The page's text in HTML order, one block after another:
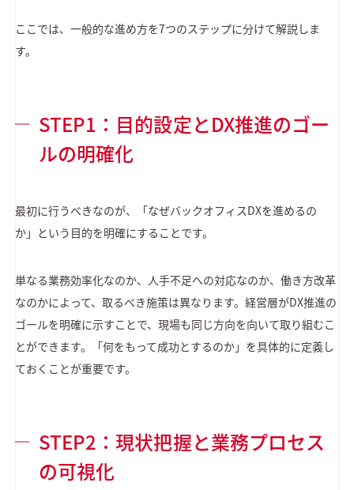
ここでは、一般的な進め方を7つのステップに分けて解説しま
す。
STEP1：目的設定とDX推進のゴー
ルの明確化
最初に行うべきなのが、「なぜバックオフィスDXを進めるの
か」という目的を明確にすることです。
単なる業務効率化なのか、人手不足への対応なのか、働き方改革
なのかによって、取るべき施策は異なります。経営層がDX推進の
ゴールを明確に示すことで、現場も同じ方向を向いて取り組むこ
とができます。「何をもって成功とするのか」を具体的に定義し
ておくことが重要です。
STEP2：現状把握と業務プロセス
の可視化